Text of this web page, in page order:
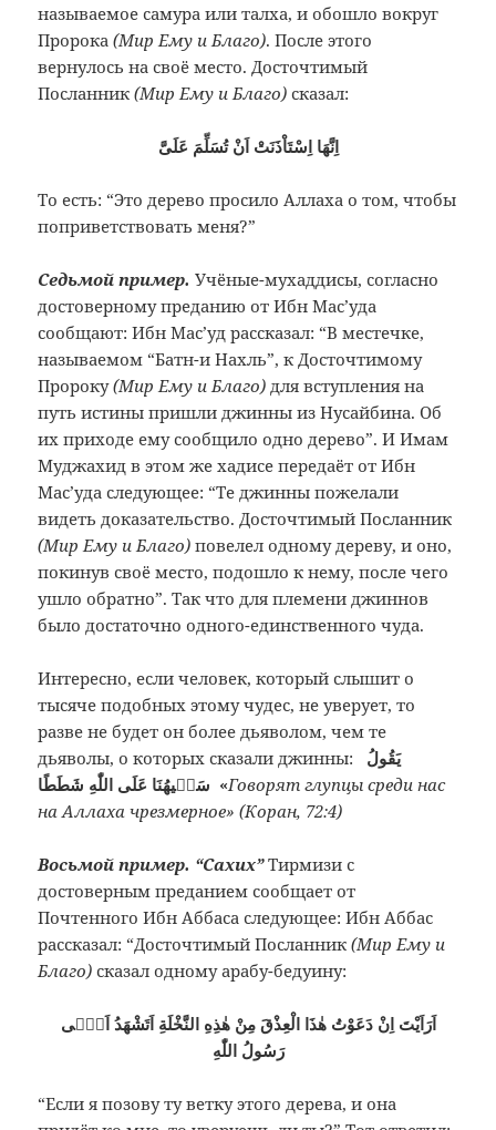
называемое самура или талха, и обошло вокруг
Пророка(Мир Ему и Благо). После этого
вернулось на своё место. Досточтимый
Посланник(Мир Ему и Благо) сказал:
اِنَّهَا اِسْتَاْذَنَتْ اَنْ تُسَلِّمَ عَلَىَّ
То есть: “Это дерево просило Аллаха о том, чтобы
поприветствовать меня?”
Седьмой пример. Учёные-мухаддисы, согласно
достоверному преданию от Ибн Мас’уда
сообщают: Ибн Мас’уд рассказал: “В местечке,
называемом “Батн-и Нахль”, к Досточтимому
Пророку(Мир Ему и Благо) для вступления на
путь истины пришли джинны из Нусайбина. Об
их приходе ему сообщило одно дерево”. И Имам
Муджахид в этом же хадисе передаёт от Ибн
Мас’уда следующее: “Те джинны пожелали
видеть доказательство. Досточтимый Посланник
(Мир Ему и Благо) повелел одному дереву, и оно,
покинув своё место, подошло к нему, после чего
ушло обратно”. Так что для племени джиннов
было достаточно одного-единственного чуда.
Интересно, если человек, который слышит о
тысяче подобных этому чудес, не уверует, то
разве не будет он более дьяволом, чем те
дьяволы, о которых сказали джинны:
يَقُولُ
سَفٖيهُنَا عَلَى اللّٰهِ شَطَطًا «Говорят глупцы среди нас
на Аллаха чрезмерное» (Коран, 72:4)
Восьмой пример. “Сахих”Тирмизи с
достоверным преданием сообщает от
Почтенного Ибн Аббаса следующее: Ибн Аббас
рассказал: “Досточтимый Посланник(Мир Ему и
Благо) сказал одному арабу-бедуину:
اَرَاَيْتَ اِنْ دَعَوْتُ هٰذَا الْعِذْقَ مِنْ هٰذِهِ النَّخْلَةِ اَتَشْهَدُ اَنّٖى
رَسُولُ اللّٰهِ
“Если я позову ту ветку этого дерева, и она